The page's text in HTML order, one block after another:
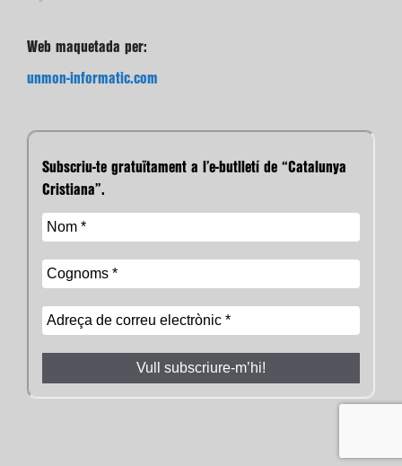
Web maquetada per:
unmon-informatic.com
Subscriu-te gratuïtament a l’e-butlletí de “Catalunya
Cristiana”.